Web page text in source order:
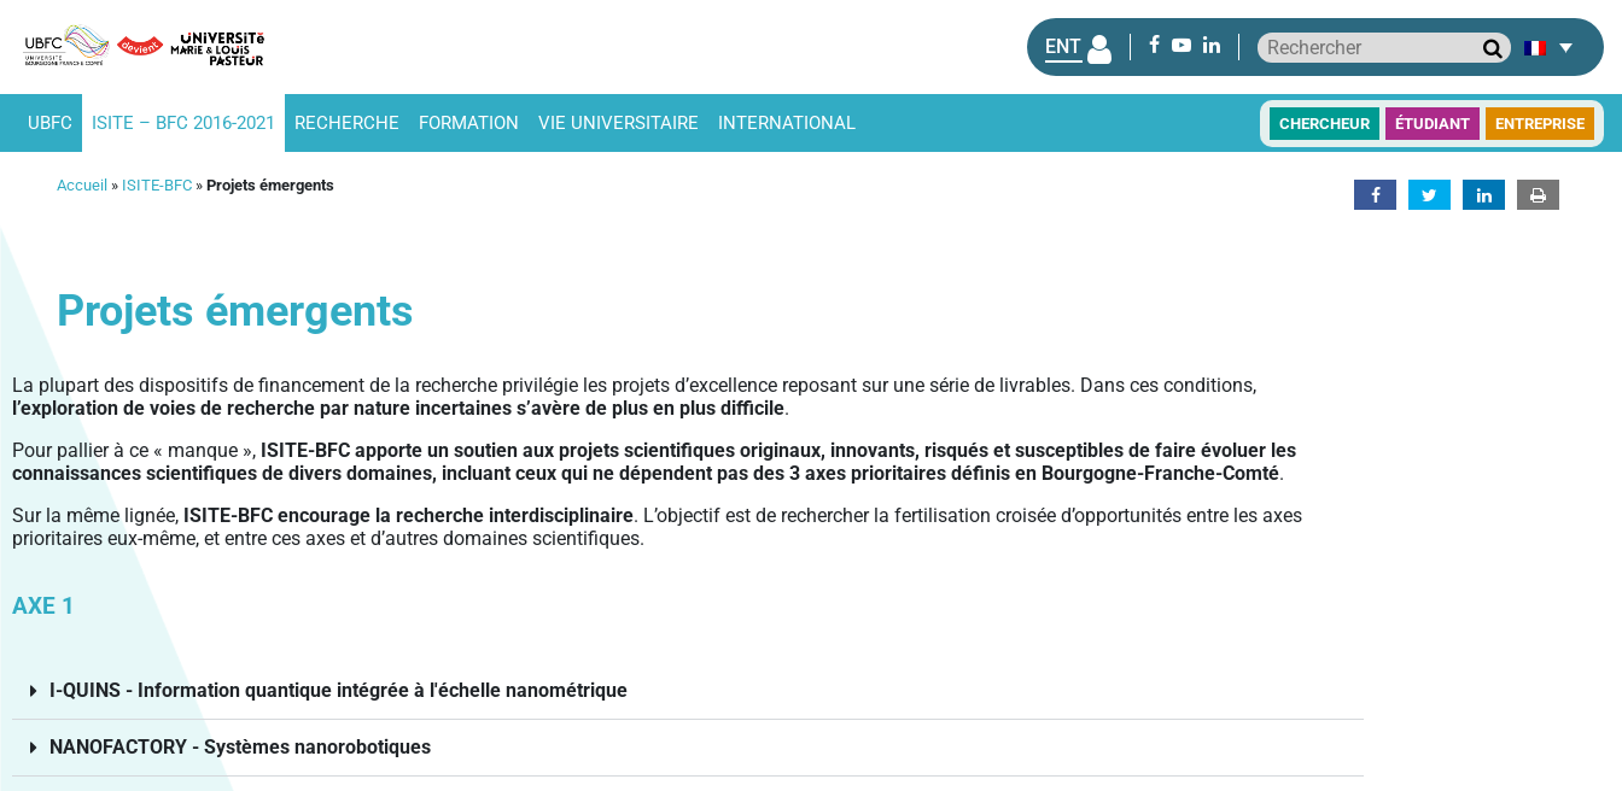
ENT
UBFC ISITE – BFC 2016-2021 RECHERCHE FORMATION VIE UNIVERSITAIRE INTERNATIONAL CHERCHEUR ÉTUDIANT ENTREPRISE
Accueil » ISITE-BFC » Projets émergents
Projets émergents
La plupart des dispositifs de financement de la recherche privilégie les projets d’excellence reposant sur une série de livrables. Dans ces conditions,
l’exploration de voies de recherche par nature incertaines s’avère de plus en plus difficile.
Pour pallier à ce « manque », ISITE-BFC apporte un soutien aux projets scientifiques originaux, innovants, risqués et susceptibles de faire évoluer les
connaissances scientifiques de divers domaines, incluant ceux qui ne dépendent pas des 3 axes prioritaires définis en Bourgogne-Franche-Comté.
Sur la même lignée, ISITE-BFC encourage la recherche interdisciplinaire. L’objectif est de rechercher la fertilisation croisée d’opportunités entre les axes
prioritaires eux-même, et entre ces axes et d’autres domaines scientifiques.
AXE 1
I-QUINS - Information quantique intégrée à l'échelle nanométrique
NANOFACTORY - Systèmes nanorobotiques